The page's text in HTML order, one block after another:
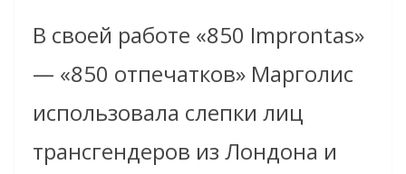
В своей работе «850 Improntas»
— «850 отпечатков» Марголис
использовала слепки лиц
трансгендеров из Лондона и